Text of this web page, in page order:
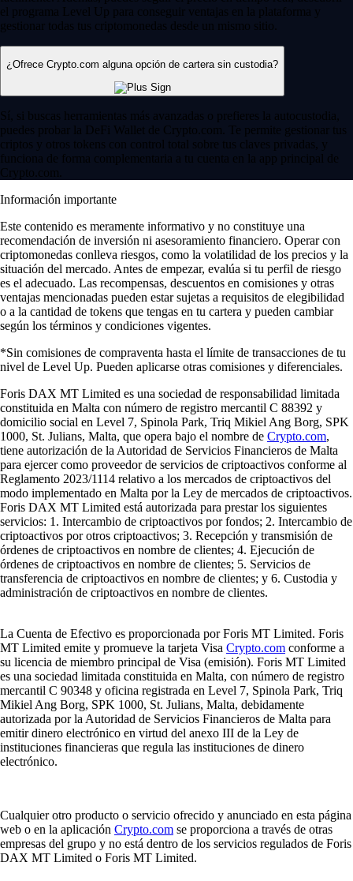
el programa Level Up para conseguir ventajas en la plataforma y
gestionar todas tus criptomonedas desde un mismo sitio.
¿Ofrece Crypto.com alguna opción de cartera sin custodia?
Sí, si buscas herramientas más avanzadas o prefieres la autocustodia,
puedes probar la DeFi Wallet de Crypto.com. Te permite gestionar tus
criptos y otros tokens con control total sobre tus claves privadas, y
funciona de forma complementaria a tu cuenta en la app principal de
Crypto.com.
Información importante
Este contenido es meramente informativo y no constituye una
recomendación de inversión ni asesoramiento financiero. Operar con
criptomonedas conlleva riesgos, como la volatilidad de los precios y la
situación del mercado. Antes de empezar, evalúa si tu perfil de riesgo
es el adecuado. Las recompensas, descuentos en comisiones y otras
ventajas mencionadas pueden estar sujetas a requisitos de elegibilidad
o a la cantidad de tokens que tengas en tu cartera y pueden cambiar
según los términos y condiciones vigentes.
*Sin comisiones de compraventa hasta el límite de transacciones de tu
nivel de Level Up. Pueden aplicarse otras comisiones y diferenciales.
Foris DAX MT Limited es una sociedad de responsabilidad limitada
constituida en Malta con número de registro mercantil C 88392 y
domicilio social en Level 7, Spinola Park, Triq Mikiel Ang Borg, SPK
1000, St. Julians, Malta, que opera bajo el nombre de Crypto.com,
tiene autorización de la Autoridad de Servicios Financieros de Malta
para ejercer como proveedor de servicios de criptoactivos conforme al
Reglamento 2023/1114 relativo a los mercados de criptoactivos del
modo implementado en Malta por la Ley de mercados de criptoactivos.
Foris DAX MT Limited está autorizada para prestar los siguientes
servicios: 1. Intercambio de criptoactivos por fondos; 2. Intercambio de
criptoactivos por otros criptoactivos; 3. Recepción y transmisión de
órdenes de criptoactivos en nombre de clientes; 4. Ejecución de
órdenes de criptoactivos en nombre de clientes; 5. Servicios de
transferencia de criptoactivos en nombre de clientes; y 6. Custodia y
administración de criptoactivos en nombre de clientes.
La Cuenta de Efectivo es proporcionada por Foris MT Limited. Foris
MT Limited emite y promueve la tarjeta Visa Crypto.com conforme a
su licencia de miembro principal de Visa (emisión). Foris MT Limited
es una sociedad limitada constituida en Malta, con número de registro
mercantil C 90348 y oficina registrada en Level 7, Spinola Park, Triq
Mikiel Ang Borg, SPK 1000, St. Julians, Malta, debidamente
autorizada por la Autoridad de Servicios Financieros de Malta para
emitir dinero electrónico en virtud del anexo III de la Ley de
instituciones financieras que regula las instituciones de dinero
electrónico.
Cualquier otro producto o servicio ofrecido y anunciado en esta página
web o en la aplicación Crypto.com se proporciona a través de otras
empresas del grupo y no está dentro de los servicios regulados de Foris
DAX MT Limited o Foris MT Limited.